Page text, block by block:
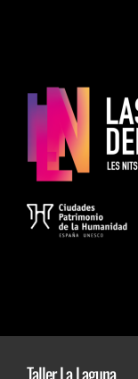
LAS NOCHES